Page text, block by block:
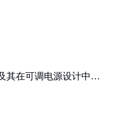
其在可调电源设计中的